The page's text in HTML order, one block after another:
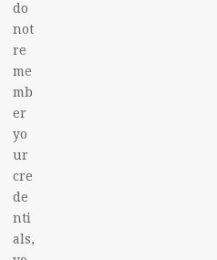
do
not
re
me
mb
er
yo
ur
cre
de
nti
als,